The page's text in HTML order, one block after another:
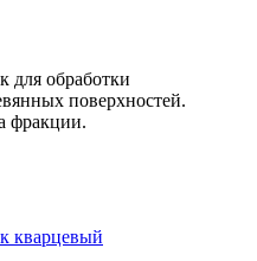
для обработки
поверхностей.
фракции.
кварцевый